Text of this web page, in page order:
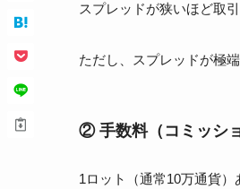
スプレッドが狭いほど取
ただし、スプレッドが極
② 手数料（コミッショ
1ロット（通常10万通貨）